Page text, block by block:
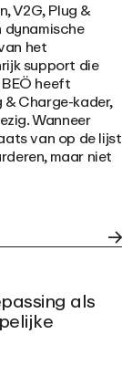
V2G, Plug &
dynamische
het
support die
heeft
Charge-kader,
Wanneer
van op de lijst
maar niet
als